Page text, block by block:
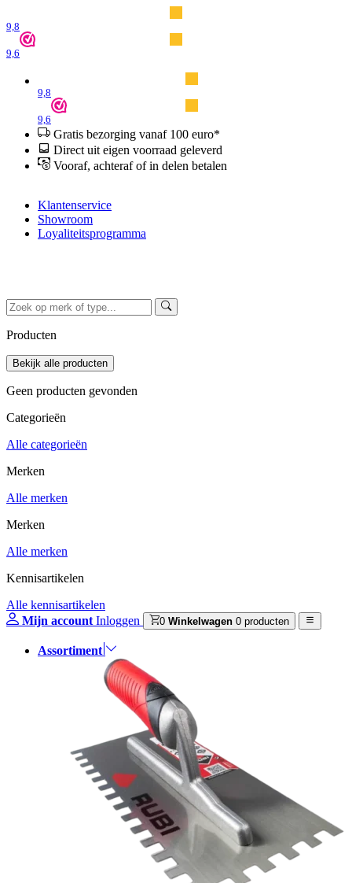
9,8
9,6
9,8
9,6
Gratis bezorging vanaf 100 euro*
Direct uit eigen voorraad geleverd
Vooraf, achteraf of in delen betalen
Klantenservice
Showroom
Loyaliteitsprogramma
Producten
Geen producten gevonden
Categorieën
Alle categorieën
Merken
Alle merken
Merken
Alle merken
Kennisartikelen
Alle kennisartikelen
Mijn account Inloggen 0 Winkelwagen 0 producten
Assortiment